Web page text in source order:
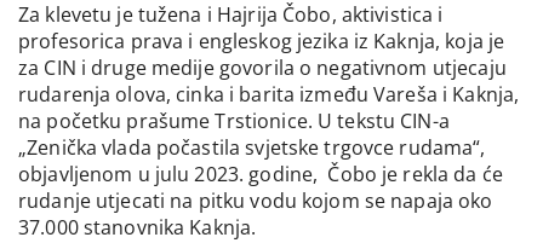
Za klevetu je tužena i Hajrija Čobo, aktivistica i
profesorica prava i engleskog jezika iz Kaknja, koja je
za CIN i druge medije govorila o negativnom utjecaju
rudarenja olova, cinka i barita između Vareša i Kaknja,
na početku prašume Trstionice. U tekstu CIN-a
„Zenička vlada počastila svjetske trgovce rudama“,
objavljenom u julu 2023. godine, Čobo je rekla da će
rudanje utjecati na pitku vodu kojom se napaja oko
37.000 stanovnika Kaknja.